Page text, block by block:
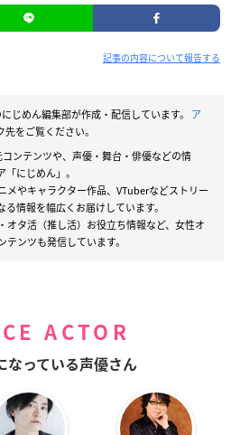
記事の内容について報告する
じめん編集部が作成・配信しています。 ア
をご覧ください。
ンテンツや、声優・舞台・俳優などの情
にじめん」。
メやキャラクター作品、VTuberなどストリー
情報を幅広くお届けしています。
オタ活（推し活）お役立ち情報など、女性オ
ンツも発信しています。
ACTOR
なっている声優さん